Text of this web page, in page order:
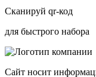
Сканируй qr-код
для быстрого набора
Сайт носит